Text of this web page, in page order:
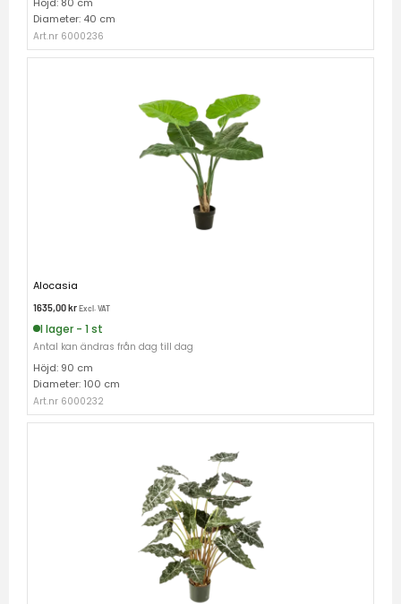
Diameter: 40 cm
Art.nr 6000236
Alocasia
1635,00krExcl. VAT
I lager - 1 st
Antal kan ändras från dag till dag
Höjd: 90 cm
Diameter: 100 cm
Art.nr 6000232